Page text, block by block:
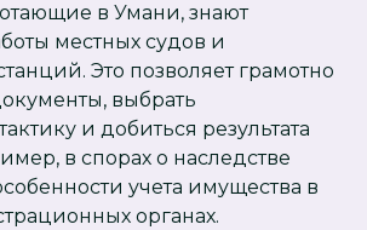
в Умани, знают
местных судов и
Это позволяет грамотно
выбрать
и добиться результата
в спорах о наследстве
учета имущества в
органах.